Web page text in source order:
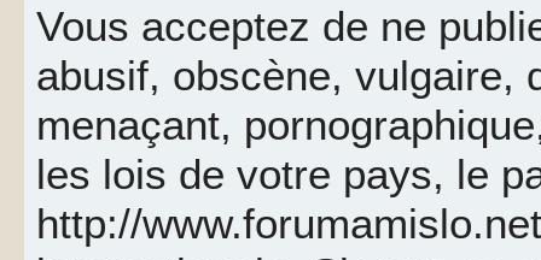
Vous acceptez de ne
abusif, obscène, vulgaire,
menaçant,
les lois de votre pays, le
http://